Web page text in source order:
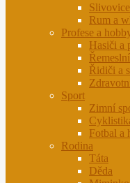
Rum a
Profese a
Hasiči a
Řidiči a
Sport
Zimní
Fotbal a
Rodina
Táta
Děda